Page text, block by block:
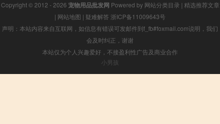
Copyright © 2012 - 2026 宠物用品批发网 Powered by 网站分类目录 | 精选推荐文章
| 网站地图 | 疑难解答 浙ICP备11009643号
声明：本站内容来自互联网，如信息有错误可发邮件到f_fb#foxmail.com说明，我们
会及时纠正，谢谢
本站仅为个人兴趣爱好，不接盈利性广告及商业合作
小男孩